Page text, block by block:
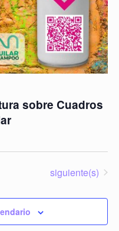
sobre Cuadros
Eventos
siguiente(s)